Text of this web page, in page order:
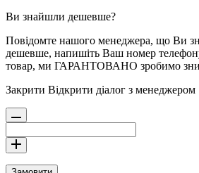
Ви знайшли дешевше?
Повідомте нашого менеджера, що Ви
дешевше, напишіть Ваш номер
товар, ми ГАРАНТОВАНО зробимо
Закрити Відкрити діалог з менеджером